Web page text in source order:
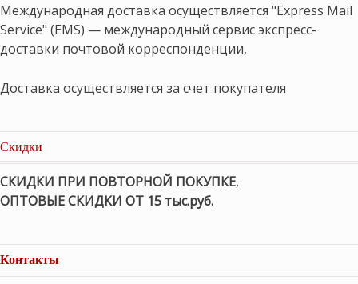
Международная доставка осуществляется "Express Mail
Service" (EMS) — международный сервис экспресс-
доставки почтовой корреспонденции,
Доставка осуществляется за счет покупателя
Скидки
СКИДКИ ПРИ ПОВТОРНОЙ ПОКУПКЕ,
ОПТОВЫЕ СКИДКИ ОТ 15 тыс.руб.
Контакты